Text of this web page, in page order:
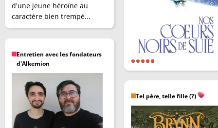
d'une jeune héroïne au
caractère bien trempé...
Entretien avec les fondateurs
d'Alkemion
Tel père, telle fille (?)